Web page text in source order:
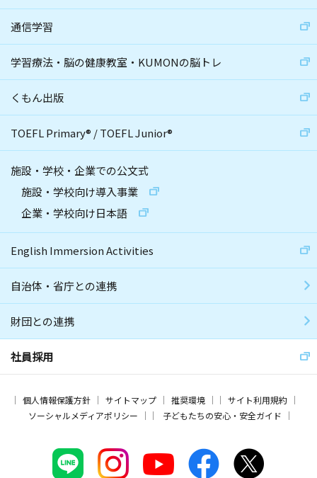
通信学習
学習療法・脳の健康教室・KUMONの脳トレ
くもん出版
TOEFL Primary® /TOEFL Junior®
施設・学校・企業での公文式
施設・学校向け導入事業
企業・学校向け日本語
English Immersion Activities
自治体・省庁との連携
財団との連携
社員採用
個人情報保護方針 サイトマップ 推奨環境
サイト利用規約
ソーシャルメディアポリシー
子どもたちの安心・安全ガイド